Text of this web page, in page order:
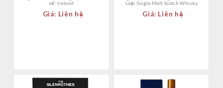
xứ: Ireland
Giá: Liên hệ
Loại:Single Malt Scotch Whisky
Giá: Liên hệ